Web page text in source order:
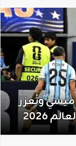
ميسي وتُعزز
2026